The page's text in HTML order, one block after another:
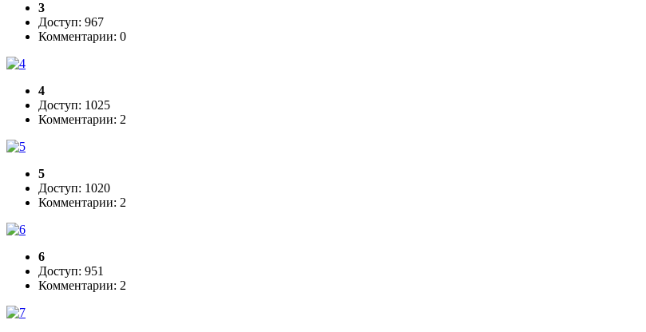
3
Доступ: 967
Комментарии: 0
4
Доступ: 1025
Комментарии: 2
5
Доступ: 1020
Комментарии: 2
6
Доступ: 951
Комментарии: 2